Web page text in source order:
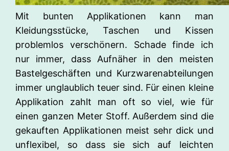
Mit bunten Applikationen kann man
Kleidungsstücke, Taschen und Kissen
problemlos verschönern. Schade finde ich
nur immer, dass Aufnäher in den meisten
Bastelgeschäften und Kurzwarenabteilungen
immer unglaublich teuer sind. Für einen kleine
Applikation zahlt man oft so viel, wie für
einen ganzen Meter Stoff. Außerdem sind die
gekauften Applikationen meist sehr dick und
unflexibel, so dass sie sich auf leichten